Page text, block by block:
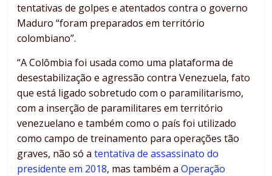
tentativas de golpes e atentados contra o governo
Maduro “foram preparados em território
colombiano”.
“A Colômbia foi usada como uma plataforma de
desestabilização e agressão contra Venezuela, fato
que está ligado sobretudo com o paramilitarismo,
com a inserção de paramilitares em território
venezuelano e também como o país foi utilizado
como campo de treinamento para operações tão
graves, não só atentativa de assassinato do
presidente em 2018, mas também aOperação